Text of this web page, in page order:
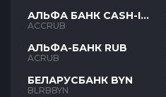
АЛЬФА БАНК CASH-IN
RUB
ACCRUB
АЛЬФА-БАНК RUB
ACRUB
БЕЛАРУСБАНК BYN
BLRBBYN